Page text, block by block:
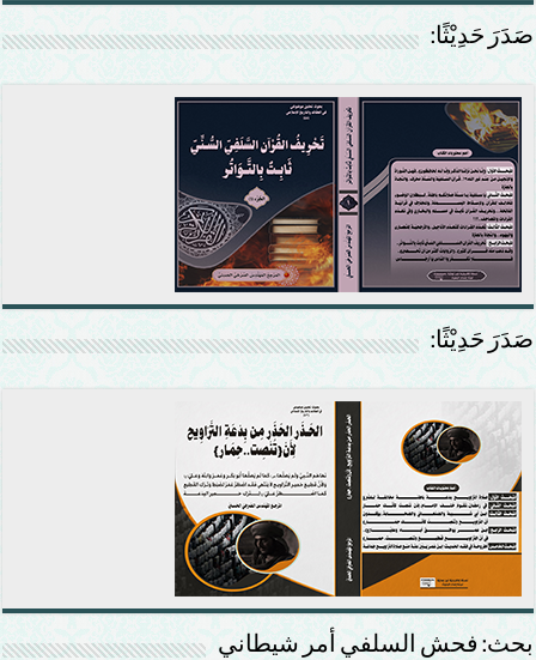
صَدَرَ حَدِيْثًا:
صَدَرَ حَدِيْثًا:
بحث: فحش السلفي أمر شيطاني